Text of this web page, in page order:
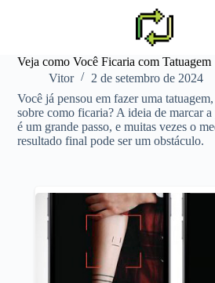
Veja como Você Ficaria com Tatuagem
Vitor
2 de setembro de 2024
Você já pensou em fazer uma
sobre como ficaria? A ideia de marcar
é um grande passo, e muitas vezes o
resultado final pode ser um obstáculo.